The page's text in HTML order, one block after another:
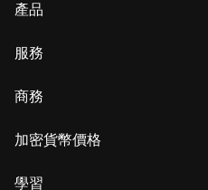
產品
服務
商務
加密貨幣價格
學習